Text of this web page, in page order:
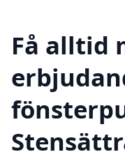
Få alltid